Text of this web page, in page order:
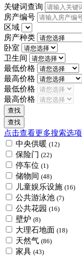
关键词查询
房产编号
区域
房产种类
卧室
卫生间
最低价格
最高价格
最低价格
最高价格
点击查看更多搜索选项
中央供暖 (12)
保险门 (22)
停车位 (1)
储物间 (48)
儿童娱乐设施 (16)
公共游泳池 (7)
公共花园 (16)
壁炉 (8)
大理石地面 (18)
天然气 (86)
家具 (43)